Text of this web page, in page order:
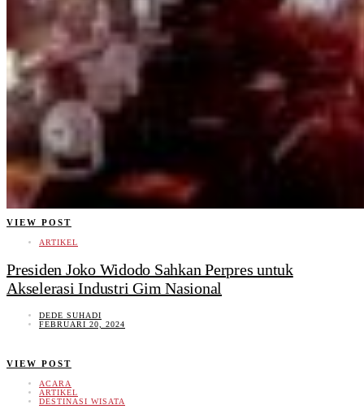
VIEW POST
ARTIKEL
Presiden Joko Widodo Sahkan Perpres untuk
Akselerasi Industri Gim Nasional
DEDE SUHADI
FEBRUARI 20, 2024
VIEW POST
ACARA
ARTIKEL
DESTINASI WISATA